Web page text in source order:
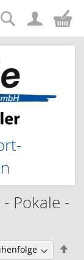
Suche
Pokale -